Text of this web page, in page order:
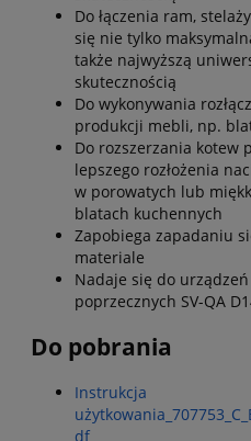
Do łączenia ram,
się nie tylko
także najwyższą
skutecznością
Do wykonywania
produkcji mebli, np.
Do rozszerzania kotew
lepszego rozłożenia
w porowatych lub
blatach kuchennych
Zapobiega zapadaniu
materiale
Nadaje się do
poprzecznych SV-QA
Do pobrania
Instrukcja
df